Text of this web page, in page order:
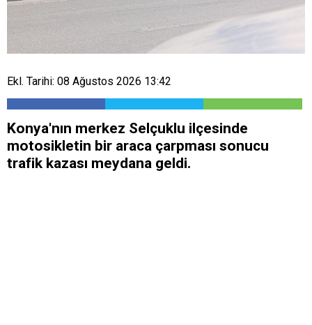
Ekl. Tarihi: 08 Ağustos 2026 13:42
Konya'nın merkez Selçuklu ilçesinde
motosikletin bir araca çarpması sonucu
trafik kazası meydana geldi.